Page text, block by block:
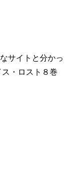
サイトと分かっ
・ロスト８巻